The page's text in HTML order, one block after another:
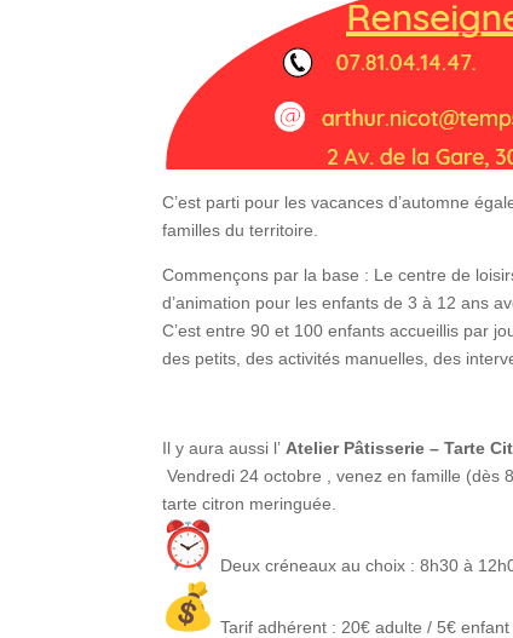
C’est parti pour les vacances d’automne
familles du territoire.
Commençons par la base : Le centre de
d’animation pour les enfants de 3 à 12 ans
C’est entre 90 et 100 enfants accueillis par
des petits, des activités manuelles, des
Il y aura aussi l’ Atelier Pâtisserie – Tarte
Vendredi 24 octobre , venez en famille (dès
tarte citron meringuée.
Deux créneaux au choix : 8h30 à
Tarif adhérent : 20€ adulte / 5€